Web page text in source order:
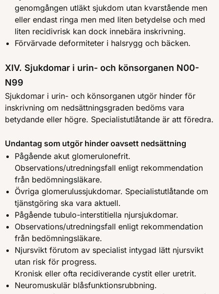
genomgången utläkt sjukdom utan kvarstående men
eller endast ringa men med liten betydelse och med
liten recidivrisk kan dock innebära inskrivning.
Förvärvade deformiteter i halsrygg och bäcken.
XIV. Sjukdomar i urin- och könsorganen N00-
N99
Sjukdomar i urin- och könsorganen utgör hinder för
inskrivning om nedsättningsgraden bedöms vara
betydande eller högre. Specialistutlåtande är att föredra.
Undantag som utgör hinder oavsett nedsättning
Pågående akut glomerulonefrit.
Observations/utredningsfall enligt rekommendation
från bedömningsläkare.
Övriga glomerulussjukdomar. Specialistutlåtande om
tjänstgöring ska vara aktuell.
Pågående tubulo-interstitiella njursjukdomar.
Observations/utredningsfall enligt rekommendation
från bedömningsläkare.
Njursvikt förutom av specialist intygad lätt njursvikt
utan risk för progress.
Kronisk eller ofta recidiverande cystit eller uretrit.
Neuromuskulär blåsfunktionsrubbning.